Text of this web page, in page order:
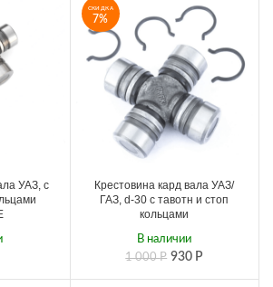
УАЗ, с
СКИДКА
7%
Крестовина кард вала УАЗ/
ГАЗ, d-30 с тавотн и стоп
кольцами
1 000Р 930 Р
В наличии